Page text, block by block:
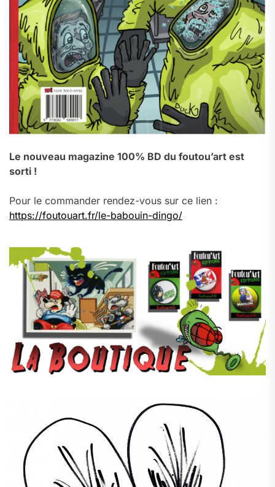
Le nouveau magazine 100% BD du foutou’art est
sorti !
Pour le commander rendez-vous sur ce lien :
https://foutouart.fr/le-babouin-dingo/